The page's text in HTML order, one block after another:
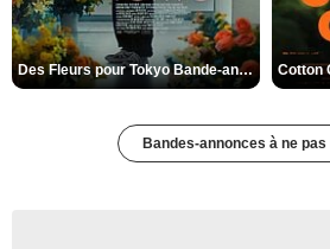
Des Fleurs pour Tokyo Bande-annonce VO STFR
Bandes-annonces à ne pas